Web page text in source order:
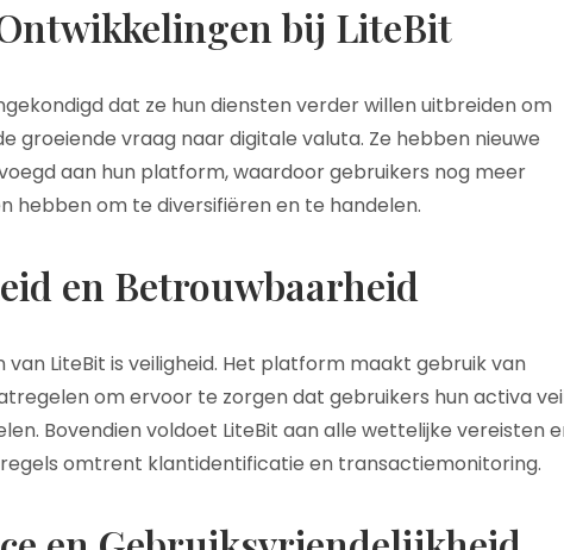
bij LiteBit
dat ze hun diensten verder willen uitbreiden om
groeiende vraag naar digitale valuta. Ze hebben nieuwe
aan hun platform, waardoor gebruikers nog meer
hebben om te diversifiëren en te handelen.
en Betrouwbaarheid
van LiteBit is veiligheid. Het platform maakt gebruik van
om ervoor te zorgen dat gebruikers hun activa
Bovendien voldoet LiteBit aan alle wettelijke vereisten
omtrent klantidentificatie en transactiemonitoring.